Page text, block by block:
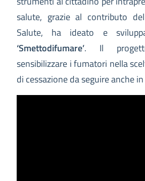
salute, grazie al contributo
Salute, ha ideato e
‘Smettodifumare’. Il
sensibilizzare i fumatori nella
di cessazione da seguire anche